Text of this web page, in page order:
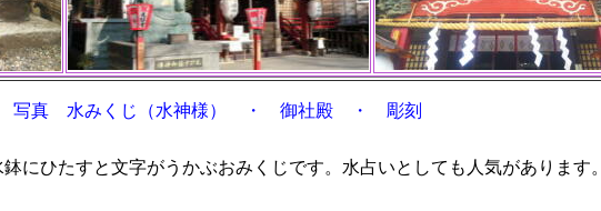
写真 水みくじ（水神様） ・ 御社殿 ・ 彫刻
にひたすと文字がうかぶおみくじです。水占いとしても人気があります。